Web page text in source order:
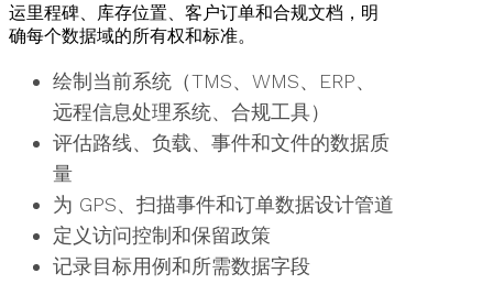
运里程碑、库存位置、客户订单和合规文档，明
确每个数据域的所有权和标准。
绘制当前系统（TMS、WMS、ERP、
远程信息处理系统、合规工具）
评估路线、负载、事件和文件的数据质
量
为 GPS、扫描事件和订单数据设计管道
定义访问控制和保留政策
记录目标用例和所需数据字段